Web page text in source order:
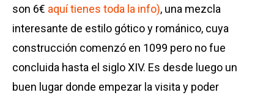
son 6€ aquí tienes toda la info), una mezcla
interesante de estilo gótico y románico, cuya
construcción comenzó en 1099 pero no fue
concluida hasta el siglo XIV. Es desde luego un
buen lugar donde empezar la visita y poder